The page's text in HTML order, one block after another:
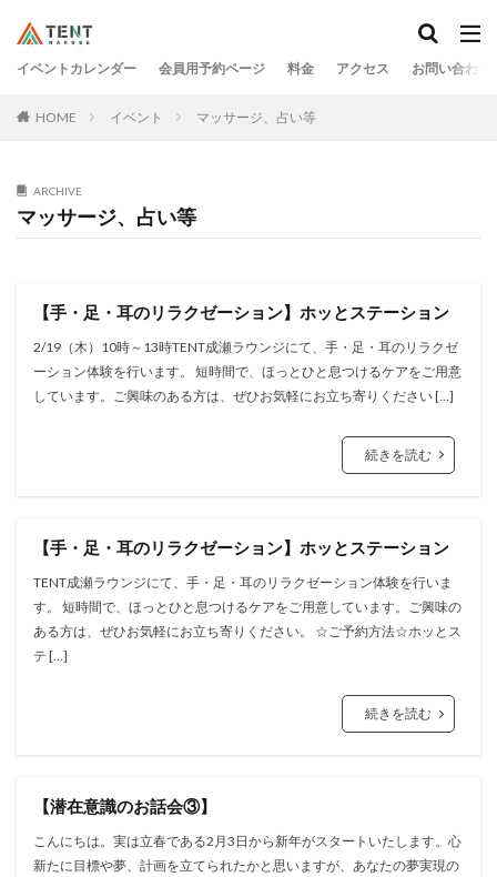
イベントカレンダー 会員用予約ページ 料金 アクセス お問い合わせ
HOME イベント マッサージ、占い等
ARCHIVE
マッサージ、占い等
【手・足・耳のリラクゼーション】ホッとステーション
2/19（木）10時～13時TENT成瀬ラウンジにて、手・足・耳のリラクゼ
ーション体験を行います。 短時間で、ほっとひと息つけるケアをご用意
しています。ご興味のある方は、ぜひお気軽にお立ち寄りください […]
続きを読む
【手・足・耳のリラクゼーション】ホッとステーション
TENT成瀬ラウンジにて、手・足・耳のリラクゼーション体験を行いま
す。 短時間で、ほっとひと息つけるケアをご用意しています。ご興味の
ある方は、ぜひお気軽にお立ち寄りください。 ☆ご予約方法☆ホッとス
テ […]
続きを読む
【潜在意識のお話会③】
こんにちは。実は立春である2月3日から新年がスタートいたします。心
新たに目標や夢、計画を立てられたかと思いますが、あなたの夢実現の